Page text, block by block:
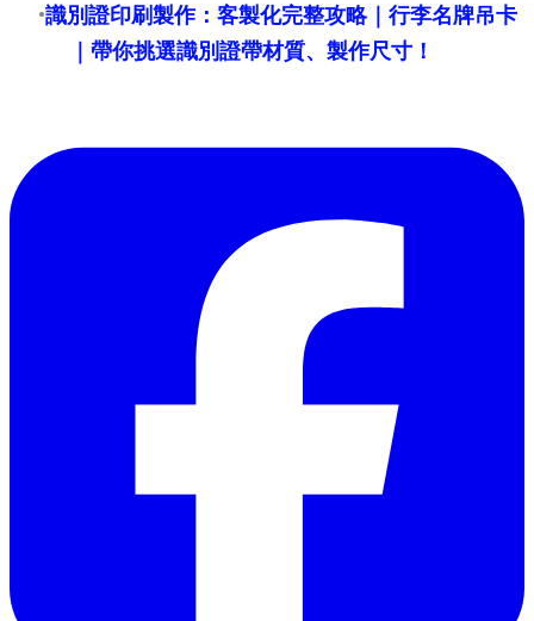
​識別證印刷製作：客製化完整攻略｜行李名牌吊卡
｜帶你挑選識別證帶材質、製作尺寸！